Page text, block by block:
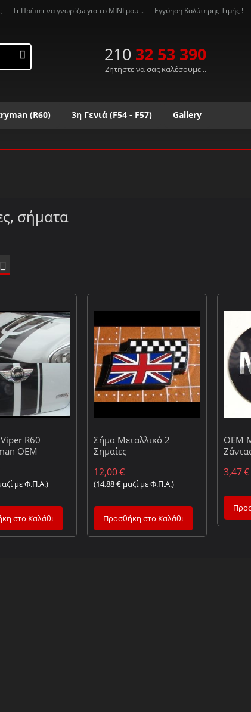
Τι Πρέπει να γνωρίζω για το MΙΝΙ μου .. Εγγύηση Καλύτερης Τιμής !
210 32 53 390
Ζητήστε να σας καλέσουμε ..
(R60) 3η Γενιά (F54 - F57) Gallery
σήματα
R60
OEM
με Φ.Π.Α.)
στο Καλάθι
Σήμα Μεταλλικό 2
Σημαίες
12,00€
(14,88€μαζί με Φ.Π.Α.)
Προσθήκη στο Καλάθι
OEM
3,47€